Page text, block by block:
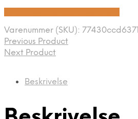
Varenummer (SKU): 77430ccd6371
Previous Product
Next Product
Beskrivelse